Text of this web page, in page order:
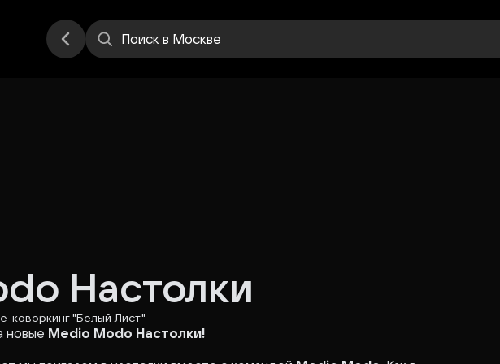
Поиск в Москве
Настолки
коворкинг "Белый Лист"
новые Medio Modo Настолки!